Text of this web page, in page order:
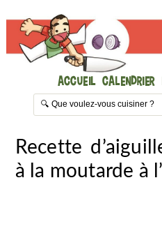
Accueil Calendrier
Recette
à la moutarde à